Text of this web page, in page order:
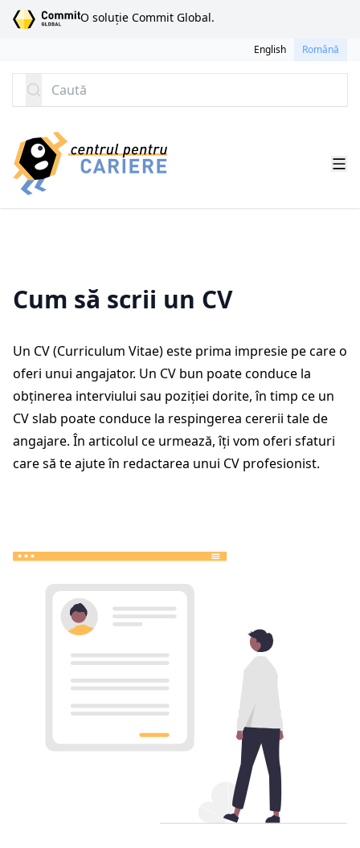
SARI LA CONȚINUT
O soluție Commit Global.
English Română
Caută
Cum să scrii un CV
Un CV (Curriculum Vitae) este prima impresie pe care o
oferi unui angajator. Un CV bun poate conduce la
obținerea interviului sau poziției dorite, în timp ce un
CV slab poate conduce la respingerea cererii tale de
angajare. În articolul ce urmează, îți vom oferi sfaturi
care să te ajute în redactarea unui CV profesionist.